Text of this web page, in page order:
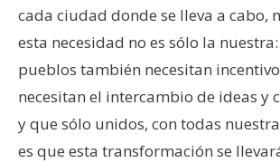
cada ciudad donde se lleva a cabo,
esta necesidad no es sólo la
pueblos también necesitan
necesitan el intercambio de ideas y
y que sólo unidos, con todas
es que esta transformación se